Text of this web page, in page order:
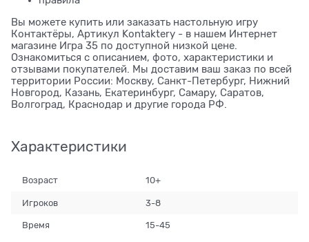
Вы можете купить или заказать настольную игру
Контактёры, Артикул Kontaktery - в нашем Интернет
магазине Игра 35 по доступной низкой цене.
Ознакомиться с описанием, фото, характеристики и
отзывами покупателей. Мы доставим ваш заказ по всей
территории России: Москву, Санкт-Петербург, Нижний
Новгород, Казань, Екатеринбург, Самару, Саратов,
Волгоград, Краснодар и другие города РФ.
Характеристики
Возраст 10+
Игроков 3-8
Время 15-45